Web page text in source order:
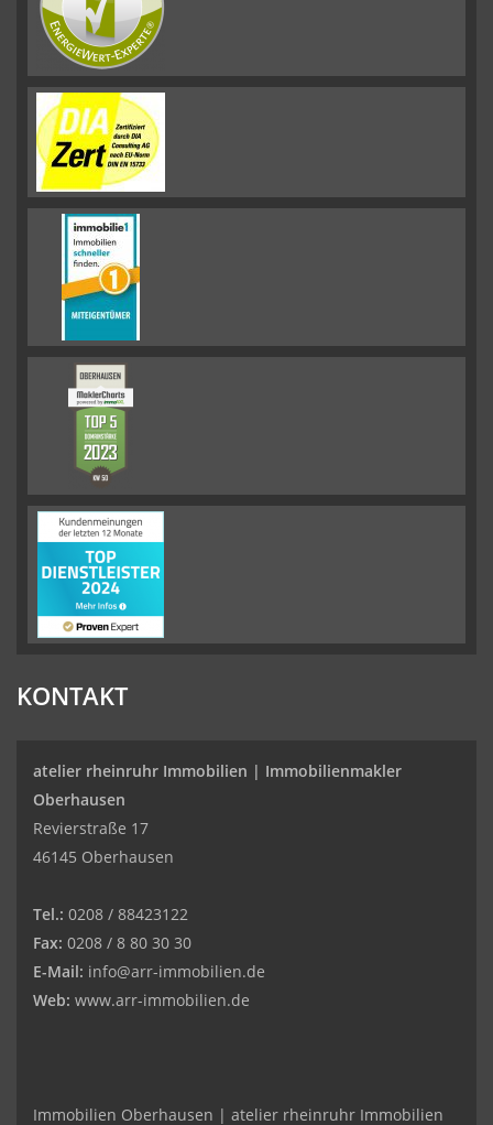
KONTAKT
atelier rheinruhr Immobilien | Immobilienmakler
Oberhausen
Revierstraße 17
46145 Oberhausen
Tel.: 0208 / 88423122
Fax: 0208 / 8 80 30 30
E-Mail: info@arr-immobilien.de
Web: www.arr-immobilien.de
Immobilien Oberhausen | atelier rheinruhr Immobilien